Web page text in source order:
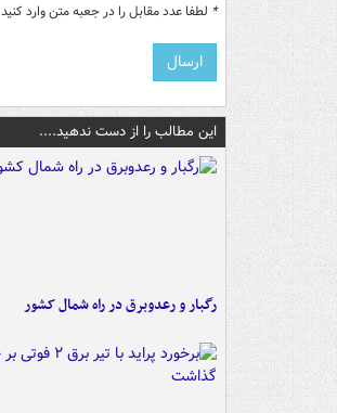
* لطفا عدد مقابل را در جعبه متن وارد کنید
این مطالب را از دست ندهید....
رگبار و رعدوبرق در راه شمال کشور